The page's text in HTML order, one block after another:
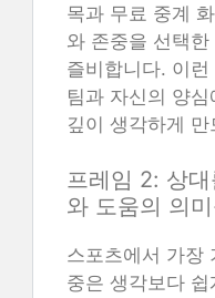
목과 무료 중계
와 존중을 선택
즐비합니다. 이
팀과 자신의 양
깊이 생각하게
프레임 2: 상
와 도움의 의
스포츠에서 가장
중은 생각보다